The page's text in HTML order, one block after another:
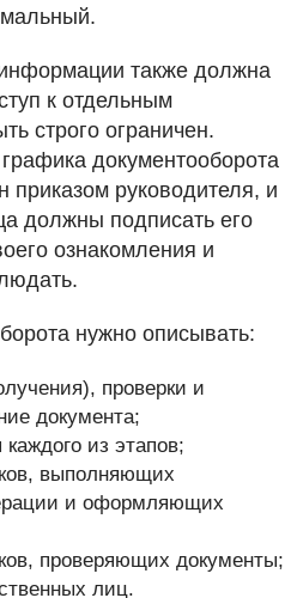
также должна
к отдельным
строго ограничен.
документооборота
приказом руководителя, и
должны подписать его
ознакомления и
нужно описывать:
проверки и
документа;
из этапов;
выполняющих
и оформляющих
проверяющих документы;
лиц.